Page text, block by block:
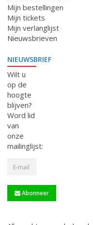
Mijn bestellingen
Mijn tickets
Mijn verlanglijst
Nieuwsbrieven
NIEUWSBRIEF
Wilt u
op de
hoogte
blijven?
Word lid
van
onze
mailinglijst:
Abonneer